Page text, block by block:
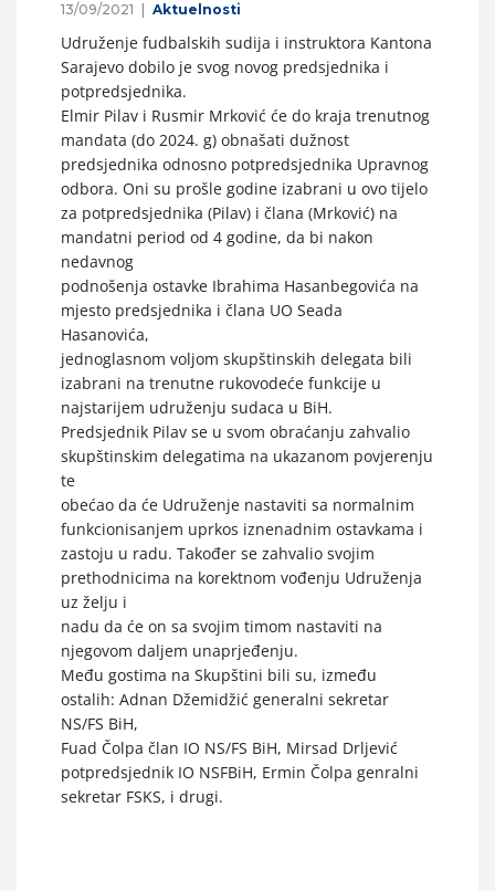
13/09/2021 Aktuelnosti
Udruženje fudbalskih sudija i instruktora Kantona
Sarajevo dobilo je svog novog predsjednika i
potpredsjednika.
Elmir Pilav i Rusmir Mrković će do kraja trenutnog
mandata (do 2024. g) obnašati dužnost
predsjednika odnosno potpredsjednika Upravnog
odbora. Oni su prošle godine izabrani u ovo tijelo
za potpredsjednika (Pilav) i člana (Mrković) na
mandatni period od 4 godine, da bi nakon
nedavnog
podnošenja ostavke Ibrahima Hasanbegovića na
mjesto predsjednika i člana UO Seada
Hasanovića,
jednoglasnom voljom skupštinskih delegata bili
izabrani na trenutne rukovodeće funkcije u
najstarijem udruženju sudaca u BiH.
Predsjednik Pilav se u svom obraćanju zahvalio
skupštinskim delegatima na ukazanom povjerenju
te
obećao da će Udruženje nastaviti sa normalnim
funkcionisanjem uprkos iznenadnim ostavkama i
zastoju u radu. Također se zahvalio svojim
prethodnicima na korektnom vođenju Udruženja
uz želju i
nadu da će on sa svojim timom nastaviti na
njegovom daljem unaprjeđenju.
Među gostima na Skupštini bili su, između
ostalih: Adnan Džemidžić generalni sekretar
NS/FS BiH,
Fuad Čolpa član IO NS/FS BiH, Mirsad Drljević
potpredsjednik IO NSFBiH, Ermin Čolpa genralni
sekretar FSKS, i drugi.